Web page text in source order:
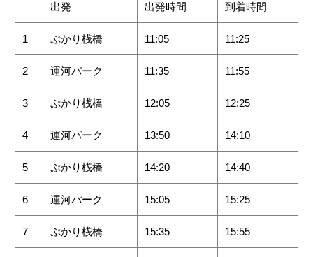
出発 出発時間 到着時間
1 ぷかり桟橋 11:05 11:25
2 運河パーク 11:35 11:55
3 ぷかり桟橋 12:05 12:25
4 運河パーク 13:50 14:10
5 ぷかり桟橋 14:20 14:40
6 運河パーク 15:05 15:25
7 ぷかり桟橋 15:35 15:55